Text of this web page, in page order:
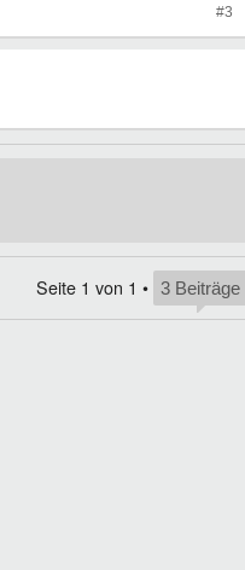
#3
Seite 1 von 1 • 3 Beiträge